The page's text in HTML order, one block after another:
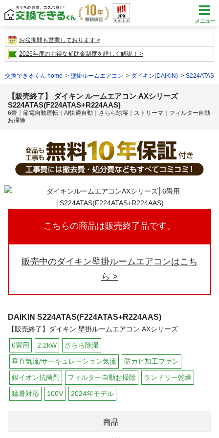
メニュー
お盆期間も営業しております
2026年度のお得な補助金制度を詳しく解説！
交換できるくん home 壁掛ルームエアコン ダイキン(DAIKIN)
【販売終了】 ダイキン ルームエアコン AXシリーズ
S224ATAS(F224ATAS+R224AAS)
6畳｜節電自動運転｜AI快適自動｜さらら除湿｜ストリーマ｜フィルター自動
お掃除
こちらの商品は販売終了品です。
販売中のダイキン壁掛ルームエアコンはこち
ら
DAIKIN S224ATAS(F224ATAS+R224AAS)
【販売終了】ダイキン 壁掛ルームエアコン AXシリーズ
6畳用 2.2kW さらら除湿
垂直気流/サーキュレーション気流 防カビ加工ファン
銀イオン抗菌剤 フィルター自動お掃除 ランドリー乾燥
猛暑対応 100V 2024年モデル
商品